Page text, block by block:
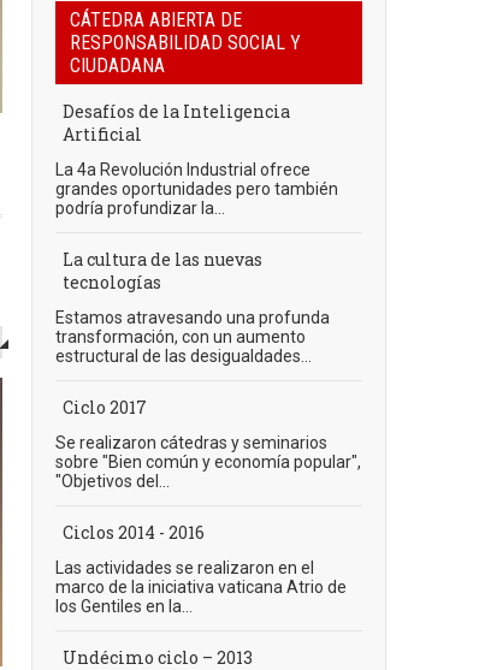
CÁTEDRA ABIERTA DE
RESPONSABILIDAD SOCIAL Y
CIUDADANA
Desafíos de la Inteligencia
Artificial
La 4a Revolución Industrial ofrece
grandes oportunidades pero también
podría profundizar la...
La cultura de las nuevas
tecnologías
Estamos atravesando una profunda
transformación, con un aumento
estructural de las desigualdades...
Ciclo 2017
Se realizaron cátedras y seminarios
sobre "Bien común y economía popular",
"Objetivos del...
Ciclos 2014 - 2016
Las actividades se realizaron en el
marco de la iniciativa vaticana Atrio de
los Gentiles en la...
Undécimo ciclo – 2013